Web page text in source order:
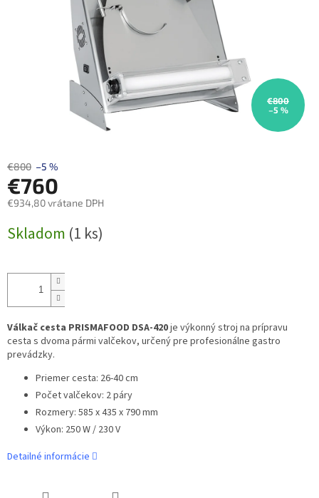
€800
–5 %
€800 –5 %
€760
€934,80 vrátane DPH
cena:
Skladom (1 ks)
Válkač cesta PRISMAFOOD DSA-420je výkonný stroj na prípravu
cesta s dvoma pármi valčekov, určený pre profesionálne gastro
prevádzky.
Priemer cesta: 26-40 cm
Počet valčekov: 2 páry
Rozmery: 585 x 435 x 790 mm
Výkon: 250 W / 230 V
Detailné informácie